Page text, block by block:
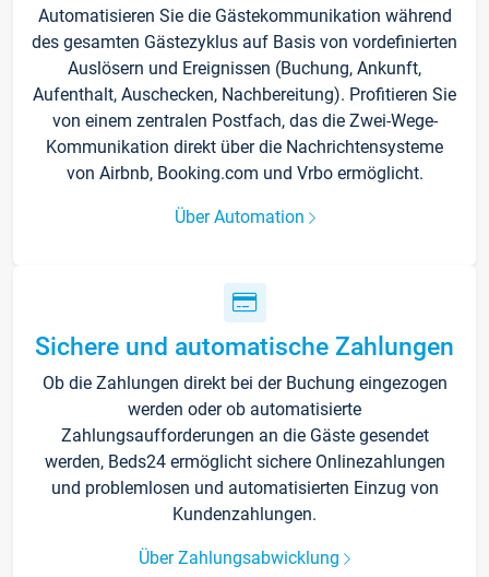
Automatisieren Sie die Gästekommunikation während
des gesamten Gästezyklus auf Basis von vordefinierten
Auslösern und Ereignissen (Buchung, Ankunft,
Aufenthalt, Auschecken, Nachbereitung). Profitieren Sie
von einem zentralen Postfach, das die Zwei-Wege-
Kommunikation direkt über die Nachrichtensysteme
von Airbnb, Booking.com und Vrbo ermöglicht.
Über Automation
Sichere und automatische Zahlungen
Ob die Zahlungen direkt bei der Buchung eingezogen
werden oder ob automatisierte
Zahlungsaufforderungen an die Gäste gesendet
werden, Beds24 ermöglicht sichere Onlinezahlungen
und problemlosen und automatisierten Einzug von
Kundenzahlungen.
Über Zahlungsabwicklung